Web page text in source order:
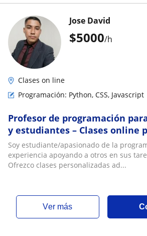
$5000/h
Jose David
Clases on line
Programación: Python, CSS, Javascript
Profesor de programación
y estudiantes – Clases online
Soy estudiante/apasionado de la
experiencia apoyando a otros en sus
Ofrezco clases personalizadas ad...
ver más